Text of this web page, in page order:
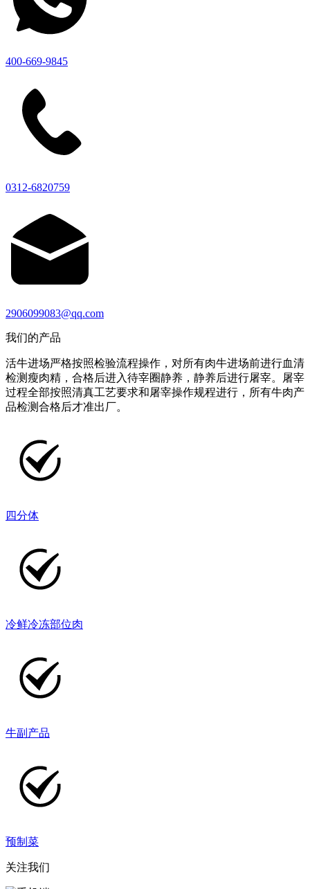
400-669-9845
0312-6820759
2906099083@qq.com
我们的产品
活牛进场严格按照检验流程操作，对所有肉牛进场前进行血清
检测瘦肉精，合格后进入待宰圈静养，静养后进行屠宰。屠宰
过程全部按照清真工艺要求和屠宰操作规程进行，所有牛肉产
品检测合格后才准出厂。
四分体
冷鲜冷冻部位肉
牛副产品
预制菜
关注我们